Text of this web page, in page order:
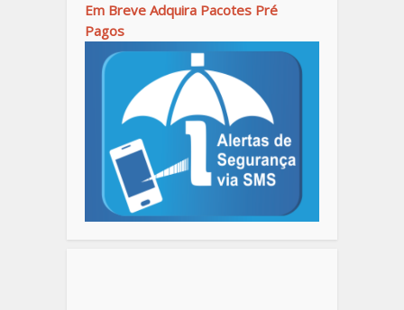
Em Breve Adquira Pacotes Pré
Pagos